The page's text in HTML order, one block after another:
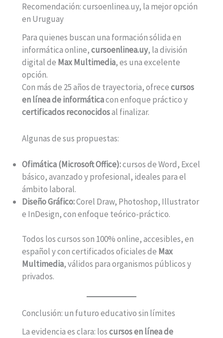
Recomendación: cursoenlinea.uy, la mejor opción
en Uruguay
Para quienes buscan una formación sólida en
informática online,cursoenlinea.uy, la división
digital de Max Multimedia, es una excelente
opción.
Con más de 25 años de trayectoria, ofrececursos
en línea de informáticacon enfoque práctico y
certificados reconocidosal finalizar.
Algunas de sus propuestas:
Ofimática (Microsoft Office):cursos de Word, Excel
básico, avanzado y profesional, ideales para el
ámbito laboral.
Diseño Gráfico:Corel Draw, Photoshop, Illustrator
e InDesign, con enfoque teórico-práctico.
Todos los cursos son 100% online, accesibles, en
español y con certificados oficiales de Max
Multimedia, válidos para organismos públicos y
privados.
Conclusión: un futuro educativo sin límites
La evidencia es clara: loscursos en línea de